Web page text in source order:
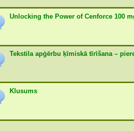
Unlocking the Power of Cenforce 100
Tekstila apģērbu ķīmiskā tīrīšana –
Klusums